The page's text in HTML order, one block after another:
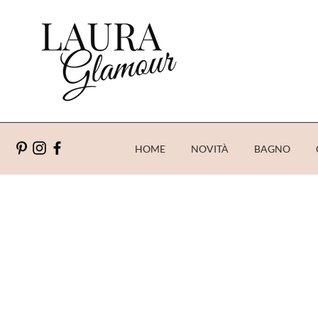
HOME NOVITÀ BAGNO